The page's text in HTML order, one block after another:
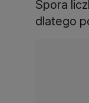
Spora
dlatego